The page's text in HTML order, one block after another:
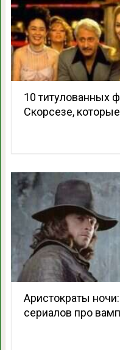
10 титулованных
Скорсезе,
Аристократы
сериалов про